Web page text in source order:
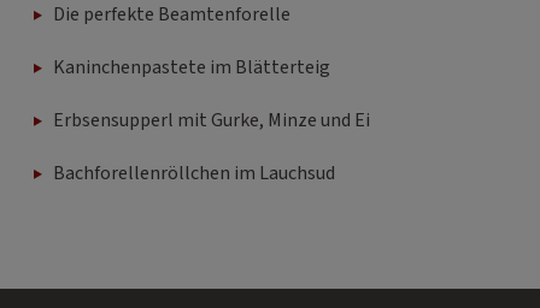
Die perfekte Beamtenforelle
Kaninchenpastete im Blätterteig
Erbsensupperl mit Gurke, Minze und Ei
Bachforellenröllchen im Lauchsud